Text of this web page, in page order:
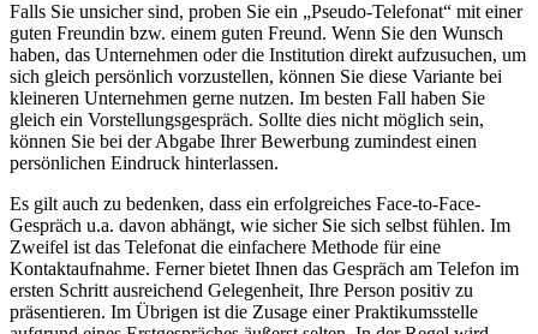
Falls Sie unsicher sind, proben Sie ein „Pseudo-Telefonat“ mit einer
guten Freundin bzw. einem guten Freund. Wenn Sie den Wunsch
haben, das Unternehmen oder die Institution direkt aufzusuchen, um
sich gleich persönlich vorzustellen, können Sie diese Variante bei
kleineren Unternehmen gerne nutzen. Im besten Fall haben Sie
gleich ein Vorstellungsgespräch. Sollte dies nicht möglich sein,
können Sie bei der Abgabe Ihrer Bewerbung zumindest einen
persönlichen Eindruck hinterlassen.
Es gilt auch zu bedenken, dass ein erfolgreiches Face-to-Face-
Gespräch u.a. davon abhängt, wie sicher Sie sich selbst fühlen. Im
Zweifel ist das Telefonat die einfachere Methode für eine
Kontaktaufnahme. Ferner bietet Ihnen das Gespräch am Telefon im
ersten Schritt ausreichend Gelegenheit, Ihre Person positiv zu
präsentieren. Im Übrigen ist die Zusage einer Praktikumsstelle